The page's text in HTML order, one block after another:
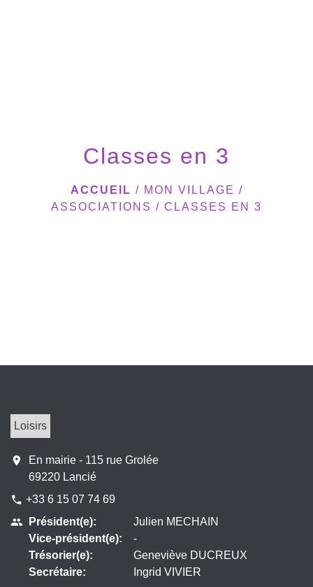
Classes en 3
ACCUEIL / MON VILLAGE /
ASSOCIATIONS / CLASSES EN 3
Loisirs
location_on
En mairie - 115 rue Grolée
69220 Lancié
phone +33 6 15 07 74 69
people
Président(e):
Vice-président(e):
Trésorier(e):
Secrétaire:
Julien MECHAIN
-
Geneviève DUCREUX
Ingrid VIVIER